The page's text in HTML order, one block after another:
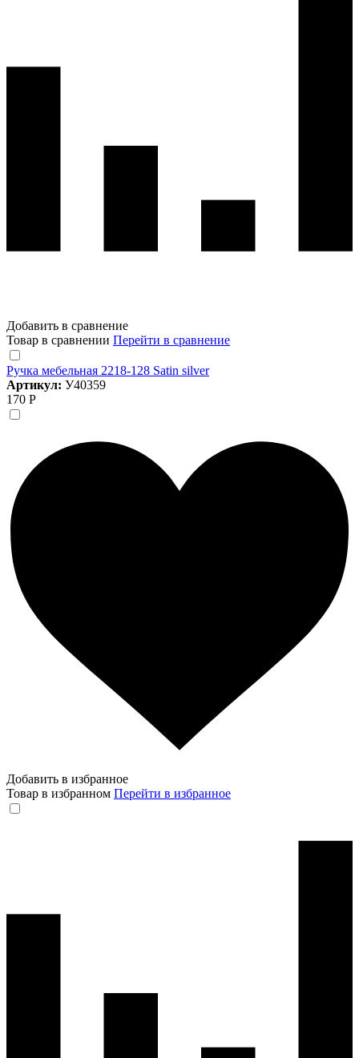
Добавить в сравнение
Товар в сравнении Перейти в сравнение
Ручка мебельная 2218-128 Satin silver
Артикул: У40359
170 Р
Добавить в избранное
Товар в избранном Перейти в избранное